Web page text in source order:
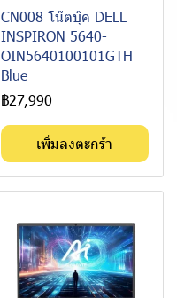
CN008 โน๊ตบุ๊ค DELL
INSPIRON 5640-
OIN5640100101GTH
Blue
฿27,990
เพิ่มลงตะกร้า